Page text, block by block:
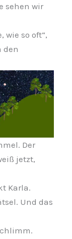
sehen wir
wie so oft“,
den
Der
jetzt,
Karla.
Und das